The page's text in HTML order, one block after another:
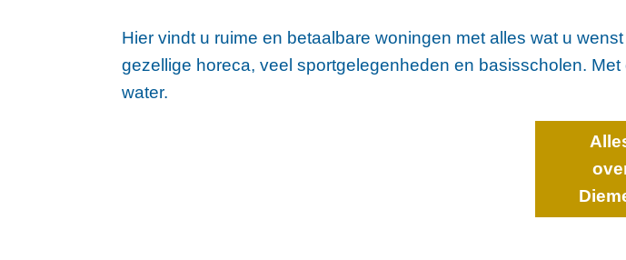
Hier vindt u ruime en betaalbare woningen met alles wat u
gezellige horeca, veel sportgelegenheden en basisscholen.
water.